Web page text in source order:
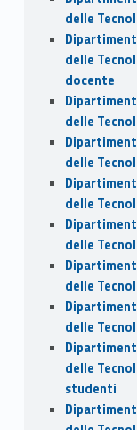
delle
delle
docente
delle
delle
delle
delle
delle
delle
delle
studenti